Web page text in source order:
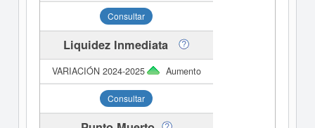
Consultar
Liquidez Inmediata
Aumento
Consultar